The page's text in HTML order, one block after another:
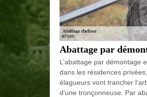
Abattage par
L’abattage par démontage
dans les résidences
élagueurs vont trancher
d’une tronçonneuse. Par